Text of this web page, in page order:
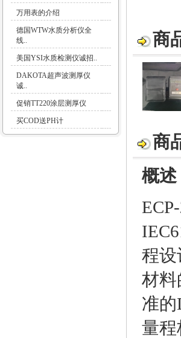
万用表的介绍
德国WTW水质分析仪全
线..
美国YSI水质检测仪诚招..
DAKOTA超声波测厚仪
诚..
促销TT220涂层测厚仪
买COD送PH计
商
商
概述
程设
材料
准
量程